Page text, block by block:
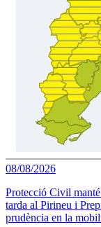
08/08/2026
Protecció Civil manté
tarda al Pirineu i
prudència en la